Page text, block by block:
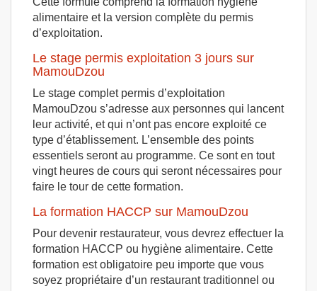
alimentaire et la version complète du permis
d’exploitation.
Le stage permis exploitation 3 jours sur
MamouDzou
Le stage complet permis d’exploitation
MamouDzou s’adresse aux personnes qui lancent
leur activité, et qui n’ont pas encore exploité ce
type d’établissement. L’ensemble des points
essentiels seront au programme. Ce sont en tout
vingt heures de cours qui seront nécessaires pour
faire le tour de cette formation.
La formation HACCP sur MamouDzou
Pour devenir restaurateur, vous devrez effectuer la
formation HACCP ou hygiène alimentaire. Cette
formation est obligatoire peu importe que vous
soyez propriétaire d’un restaurant traditionnel ou